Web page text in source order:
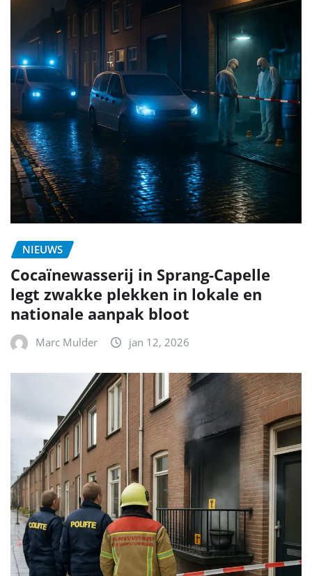
NIEUWS
Cocaïnewasserij in Sprang-Capelle
legt zwakke plekken in lokale en
nationale aanpak bloot
Marc Mulder jan 12, 2026